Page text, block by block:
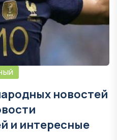
новостей
и интересные